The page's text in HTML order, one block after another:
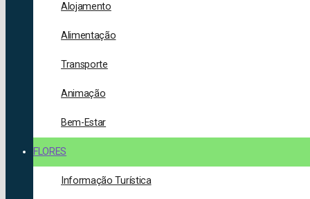
Alojamento
Alimentação
Transporte
Animação
Bem-Estar
FLORES
Informação Turística